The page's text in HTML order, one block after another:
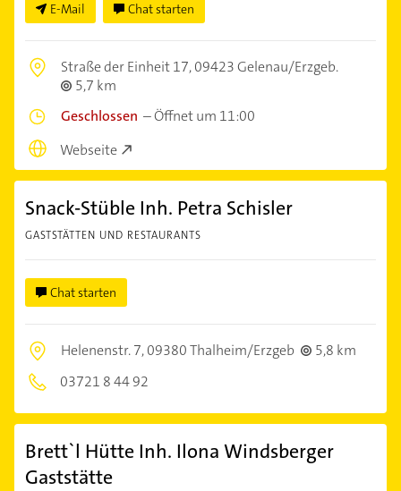
E-Mail Chat starten
Straße der Einheit 17,09423 Gelenau/Erzgeb.
5,7 km
Geschlossen –Öffnet um 11:00
Webseite
Snack-Stüble Inh. Petra Schisler
GASTSTÄTTEN UND RESTAURANTS
Chat starten
Helenenstr. 7,09380 Thalheim/Erzgeb
5,8 km
03721 8 44 92
Brett`l Hütte Inh. Ilona Windsberger
Gaststätte